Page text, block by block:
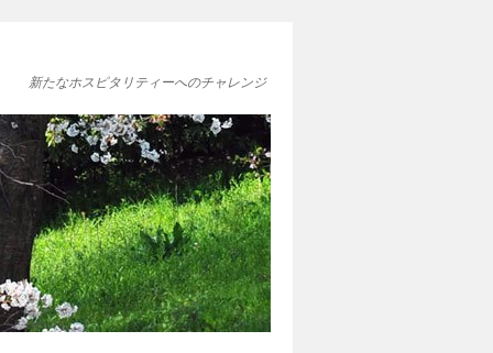
新たなホスピタリティーへのチャレンジ